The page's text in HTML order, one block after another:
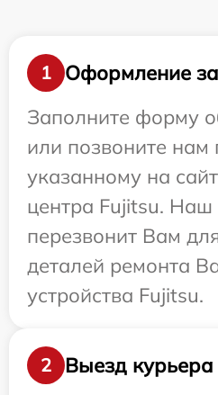
1
Оформление
Заполните форму
или позвоните нам
указанному на
центра Fujitsu. Наш
перезвонит Вам
деталей ремонта
устройства Fujitsu.
2 Выезд курьера